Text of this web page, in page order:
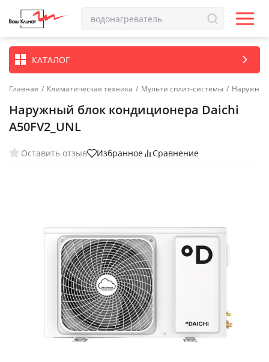
КАТАЛОГ
Главная / Климатическая техника / Мульти сплит-системы / Наружные
Наружный блок кондиционера Daichi
A50FV2_UNL
Оставить отзыв Избранное Сравнение